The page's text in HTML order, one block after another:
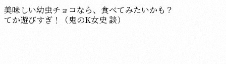
美味しい幼虫チョコなら、食べてみたいかも？
てか遊びすぎ！（鬼のK女史 談）